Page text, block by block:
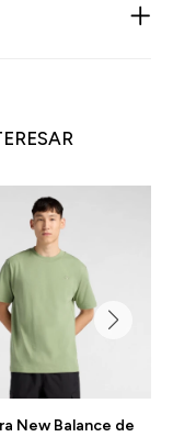
New Balance de